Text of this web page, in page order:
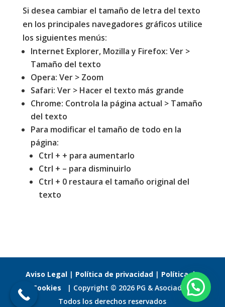
Si desea cambiar el tamaño de letra del texto
en los principales navegadores gráficos utilice
los siguientes menús:
Internet Explorer, Mozilla y Firefox: Ver >
Tamaño del texto
Opera: Ver > Zoom
Safari: Ver > Hacer el texto más grande
Chrome: Controla la página actual > Tamaño
del texto
Para modificar el tamaño de todo en la
página:
Ctrl + + para aumentarlo
Ctrl + – para disminuirlo
Ctrl + 0 restaura el tamaño original del
texto
Aviso Legal| Política de privacidad| Política de
Cookies | Copyright © 2026 PG & Asociados.
Todos los derechos reservados